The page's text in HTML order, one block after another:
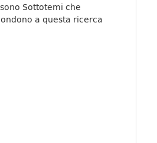
Sottotemi che
a questa ricerca